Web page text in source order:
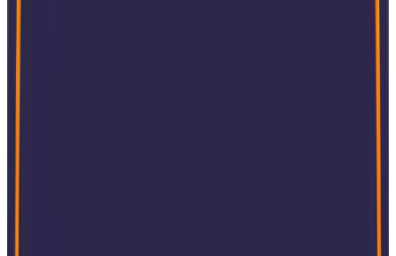
Conformidade global reconhecida
mercado